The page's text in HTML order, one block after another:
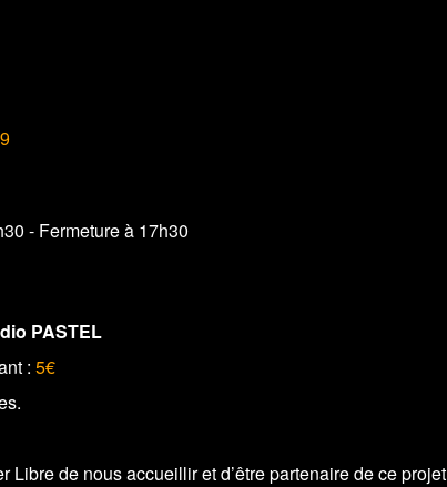
- Fermeture à 17h30
PASTEL
: 5€
Libre de nous accueillir et d’être partenaire de ce